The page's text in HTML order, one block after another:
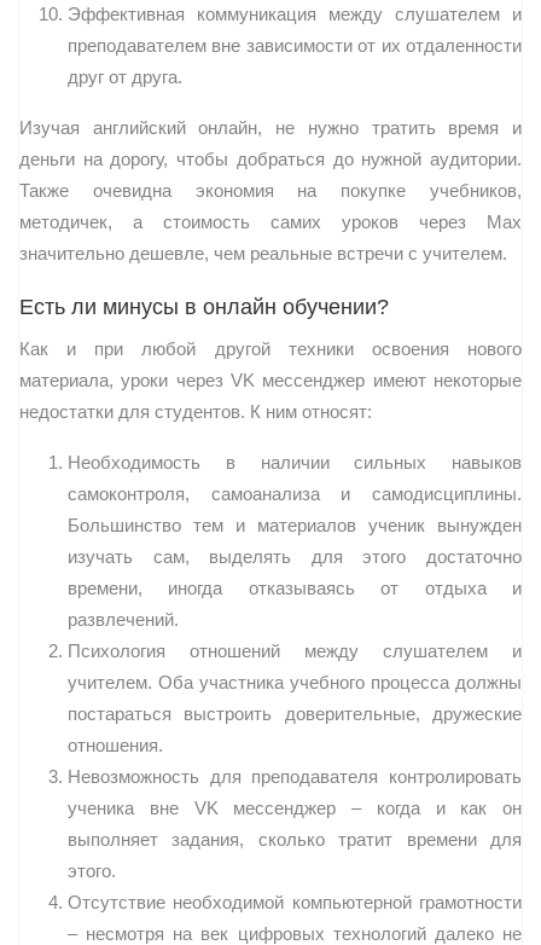
Эффективная коммуникация между слушателем и
преподавателем вне зависимости от их отдаленности
друг от друга.
Изучая английский онлайн, не нужно тратить время и
деньги на дорогу, чтобы добраться до нужной аудитории.
Также очевидна экономия на покупке учебников,
методичек, а стоимость самих уроков через Max
значительно дешевле, чем реальные встречи с учителем.
Есть ли минусы в онлайн обучении?
Как и при любой другой техники освоения нового
материала, уроки через VK мессенджер имеют некоторые
недостатки для студентов. К ним относят:
Необходимость в наличии сильных навыков
самоконтроля, самоанализа и самодисциплины.
Большинство тем и материалов ученик вынужден
изучать сам, выделять для этого достаточно
времени, иногда отказываясь от отдыха и
развлечений.
Психология отношений между слушателем и
учителем. Оба участника учебного процесса должны
постараться выстроить доверительные, дружеские
отношения.
Невозможность для преподавателя контролировать
ученика вне VK мессенджер – когда и как он
выполняет задания, сколько тратит времени для
этого.
Отсутствие необходимой компьютерной грамотности
– несмотря на век цифровых технологий далеко не